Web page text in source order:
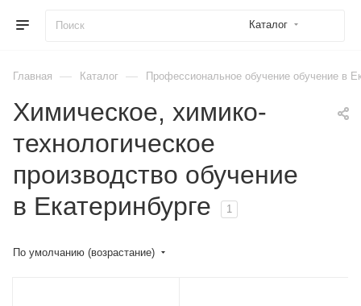
Каталог
Главная — Каталог — Профессиональное обучение обучение в
Химическое, химико-
технологическое
производство обучение
в Екатеринбурге
1
По умолчанию (возрастание)